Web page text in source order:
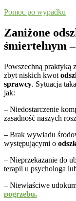
Pomoc po wypadku
Zaniżone
śmiertelnym
Powszechną praktyką
zbyt niskich kwot
sprawcy. Sytuacja
jak:
– Niedostarczenie
zasadność naszych
– Brak wywiadu
występującymi o
– Nieprzekazanie do
terapii u psychologa
– Niewłaściwe
pogrzebu.